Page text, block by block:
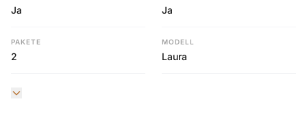
Ja Ja
PAKETE
2
MODELL
Laura